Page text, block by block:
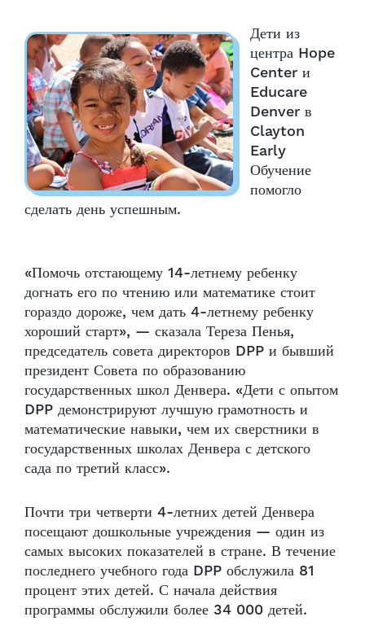
Дети из
центра Hope
Center и
Educare
Denver в
Clayton
Early
Обучение
помогло
сделать день успешным.
«Помочь отстающему 14-летнему ребенку
догнать его по чтению или математике стоит
гораздо дороже, чем дать 4-летнему ребенку
хороший старт», — сказала Тереза Пенья,
председатель совета директоров DPP и бывший
президент Совета по образованию
государственных школ Денвера. «Дети с опытом
DPP демонстрируют лучшую грамотность и
математические навыки, чем их сверстники в
государственных школах Денвера с детского
сада по третий класс».
Почти три четверти 4-летних детей Денвера
посещают дошкольные учреждения — один из
самых высоких показателей в стране. В течение
последнего учебного года DPP обслужила 81
процент этих детей. С начала действия
программы обслужили более 34 000 детей.